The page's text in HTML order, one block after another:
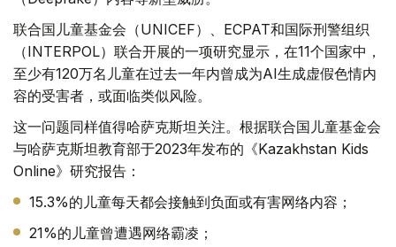
联合国儿童基金会（UNICEF）、ECPAT和国际刑警组织
（INTERPOL）联合开展的一项研究显示，在11个国家中，
至少有120万名儿童在过去一年内曾成为AI生成虚假色情内
容的受害者，或面临类似风险。
这一问题同样值得哈萨克斯坦关注。根据联合国儿童基金会
与哈萨克斯坦教育部于2023年发布的《Kazakhstan Kids
Online》研究报告：
15.3%的儿童每天都会接触到负面或有害网络内容；
21%的儿童曾遭遇网络霸凌；